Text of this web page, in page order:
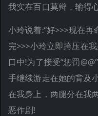
我实在百口莫辩，输得
小玲说着:“好>>>现在
完>>>小玲立即跨压在
口中!为了接受“惩罚
手继续游走在她的背及
在我身上，两腿分在我
恶作剧!